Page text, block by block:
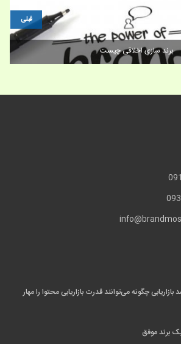
برند سازی اخلاقی چیست
قبلی
چگونه می‌توانند قدرت بازاریابی محتوا را مهار
برند موفق